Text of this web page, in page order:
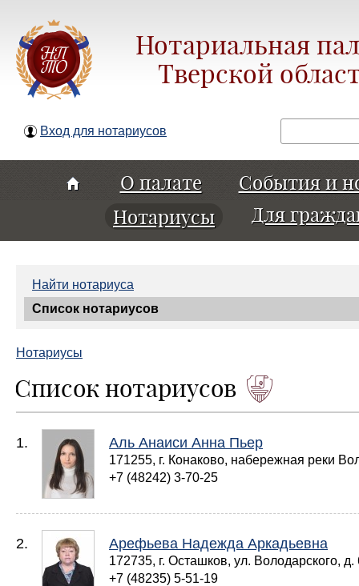
Нотариальная
Тверской
Вход для нотариусов
О палате
События и
Нотариусы
Для
Найти нотариуса
Список нотариусов
Нотариусы
Список нотариусов
1. Аль Анаиси Анна Пьер
171255, г. Конаково, набережная реки
+7 (48242) 3-70-25
2. Арефьева Надежда Аркадьевна
172735, г. Осташков, ул. Володарского, д.
+7 (48235) 5-51-19